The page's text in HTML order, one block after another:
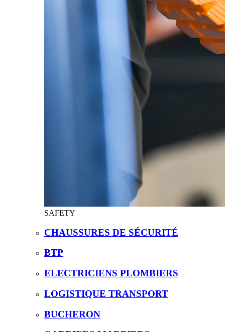
SAFETY
CHAUSSURES DE SÉCURITÉ
BTP
ELECTRICIENS PLOMBIERS
LOGISTIQUE TRANSPORT
BUCHERON